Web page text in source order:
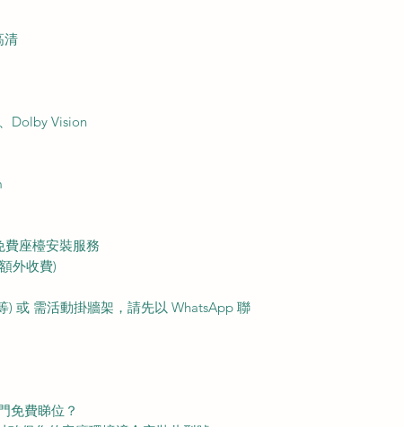
清
Dolby Vision
座檯安裝服務
外收費)
) 或 需活動掛牆架，請先以 WhatsApp 聯
免費睇位？